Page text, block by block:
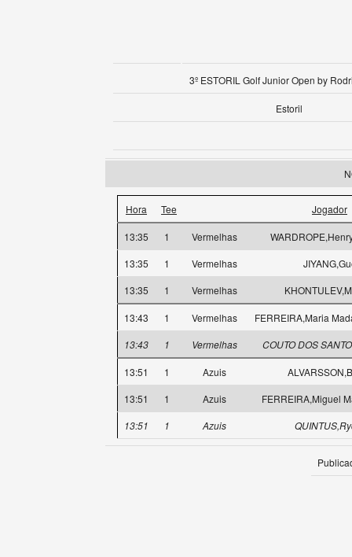
3º ESTORIL Golf Junior Open by
Estoril
Hora Tee Jogador
13:35 1 Vermelhas
13:35
1 Vermelhas
13:35
1 Vermelhas
13:43 1 Vermelhas
FERREIRA,Maria
13:43
1 Vermelhas COUTO DOS
13:51 1 Azuis
13:51
1 Azuis
FERREIRA,Miguel
13:51
1 Azuis